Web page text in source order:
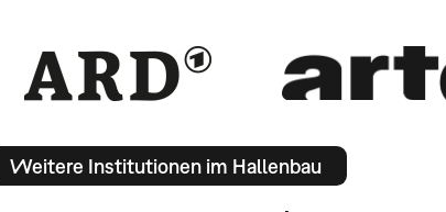
Weitere Institutionen im Hallenbau